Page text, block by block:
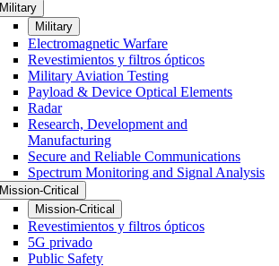
Military
Military
Electromagnetic Warfare
Revestimientos y filtros ópticos
Military Aviation Testing
Payload & Device Optical Elements
Radar
Research, Development and
Manufacturing
Secure and Reliable Communications
Spectrum Monitoring and Signal Analysis
Mission-Critical
Mission-Critical
Revestimientos y filtros ópticos
5G privado
Public Safety